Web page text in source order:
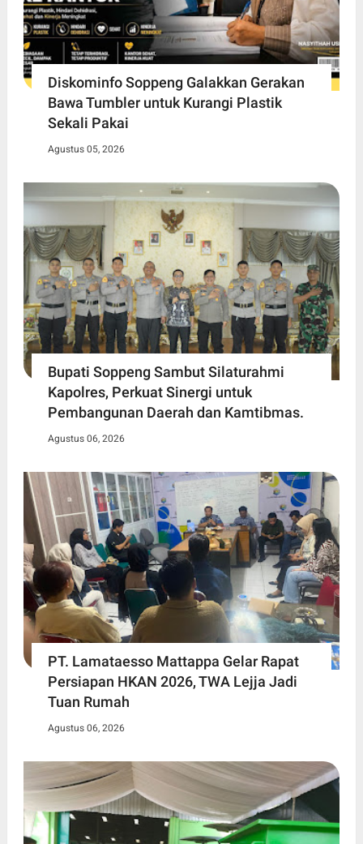
Diskominfo Soppeng Galakkan Gerakan
Bawa Tumbler untuk Kurangi Plastik
Sekali Pakai
Agustus 05, 2026
Bupati Soppeng Sambut Silaturahmi
Kapolres, Perkuat Sinergi untuk
Pembangunan Daerah dan Kamtibmas.
Agustus 06, 2026
PT. Lamataesso Mattappa Gelar Rapat
Persiapan HKAN 2026, TWA Lejja Jadi
Tuan Rumah
Agustus 06, 2026